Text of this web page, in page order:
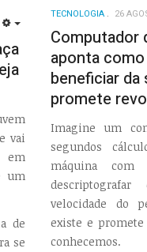
vai
em
um
de
se
TECNOLOGIA 26
Computador
aponta
beneficiar
promete
Imagine um
segundos
máquina com
velocidade do
existe e
conhecemos.